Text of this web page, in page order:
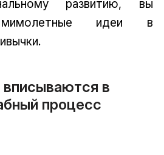
развитию, вы
мимолетные идеи в
в
процесс